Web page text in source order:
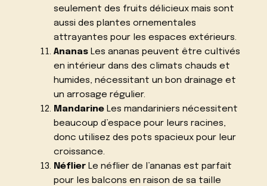
seulement des fruits délicieux mais sont
aussi des plantes ornementales
attrayantes pour les espaces extérieurs.
AnanasLes ananas peuvent être cultivés
en intérieur dans des climats chauds et
humides, nécessitant un bon drainage et
un arrosage régulier.
MandarineLes mandariniers nécessitent
beaucoup d’espace pour leurs racines,
donc utilisez des pots spacieux pour leur
croissance.
NéflierLe néflier de l’ananas est parfait
pour les balcons en raison de sa taille